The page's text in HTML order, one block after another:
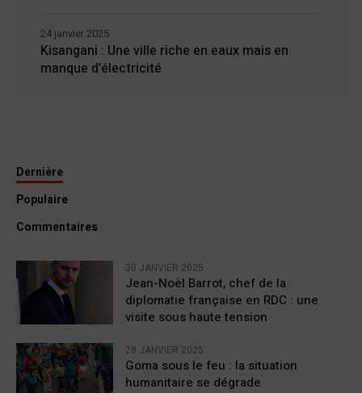
Kisangani : Une ville riche en eaux mais en
manque d’électricité
24 janvier 2025
Dernière
Populaire
Commentaires
30 JANVIER 2025
Jean-Noël Barrot, chef de la
diplomatie française en RDC : une
visite sous haute tension
28 JANVIER 2025
Goma sous le feu : la situation
humanitaire se dégrade